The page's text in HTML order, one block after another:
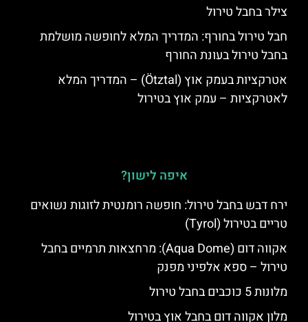
צילר בחבל טירול
חבל טירול בחורף: המדריך המלא לחופשה מושלמת
בחבל טירול בעונת החורף
אטרקציות בעמק אוץ (Ötztal) – המדריך המלא
לאטרקציות – עמק אוץ בטירול
איפה לישון?
ירח דבש בחבל טירול: חופשה רומנטית לזוגות נשואים
טריים בטירול (Tyrol)
אקווה דום (Aqua Dome): מרחצאות תרמיים בחבל
טירול – ספא אלפיני מפנק
מלונות 5 כוכבים בחבל טירול
מלון אקווה דום בחבל אוץ בטירול